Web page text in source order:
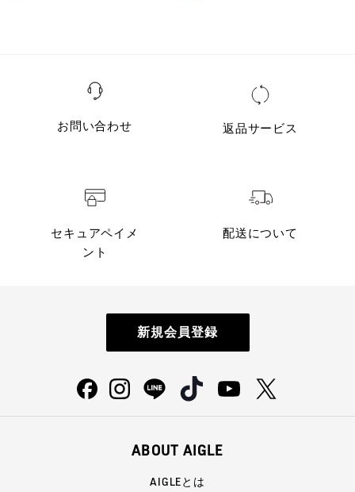
お問い合わせ 返品サービス
セキュアペイメ
ント
配送について
新規会員登録
ABOUT AIGLE
AIGLEとは